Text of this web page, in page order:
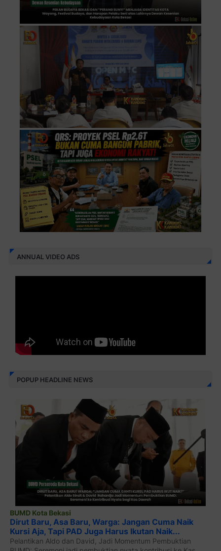
ANNUAL VIDEO ADS
POPUP HEADLINE NEWS
BUMD Kota Bekasi
Dirut Baru, Asa Baru, Warga: Jangan Cuma Naik
Kursi Aja, Tapi PAD Juga Harus Ikutan Naik...
Pelantikan Aldo dan David, Jadi Momentum Pembuktian